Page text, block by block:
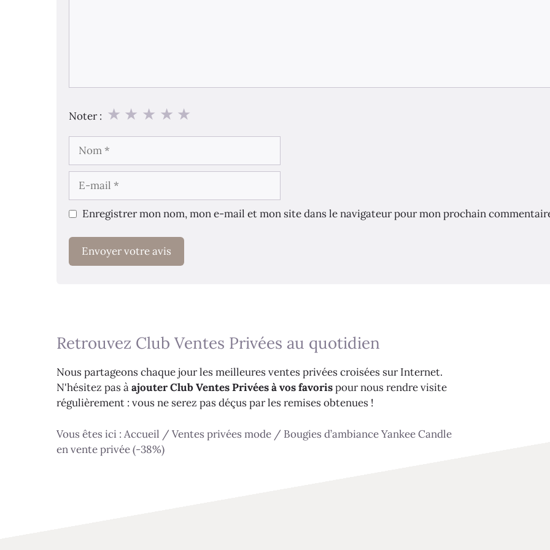
Noter : ★
★
★
★
★
mail
Enregistrer mon nom, mon e-mail et mon site dans le navigateur pour mon prochain
Retrouvez Club Ventes Privées au quotidien
Nous partageons chaque jour les meilleures ventes privées croisées sur Internet.
N'hésitez pas àajouter Club Ventes Privées à vos favorispour nous rendre visite
régulièrement : vous ne serez pas déçus par les remises obtenues !
Vous êtes ici : Accueil / Ventes privées mode / Bougies d’ambiance Yankee Candle
en vente privée (-38%)